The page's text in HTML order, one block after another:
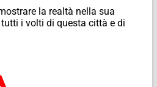
la realtà nella sua
i volti di questa città e di